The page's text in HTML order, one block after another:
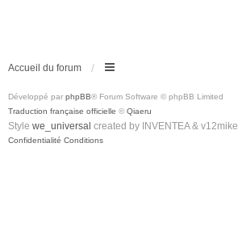
Accueil du forum
Développé par phpBB® Forum Software © phpBB Limited
Traduction française officielle © Qiaeru
Style we_universal created by INVENTEA & v12mike
Confidentialité Conditions